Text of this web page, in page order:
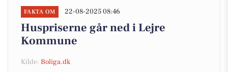
FAKTA OM 22-08-2025 08:46
Huspriserne går ned i Lejre
Kommune
Kilde: Boliga.dk